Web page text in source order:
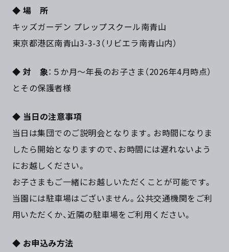
◆ 場 所
キッズガーデン プレップスクール南青山
東京都港区南青山3-3-3（リビエラ南青山内）
◆ 対 象：５か月～年長のお子さま（2026年4月時点）
とその保護者様
◆ 当日の注意事項
当日は集団でのご説明会となります。お時間になりま
したら開始となりますので、お時間には遅れないよう
にお越しください。
お子さまもご一緒にお越しいただくことが可能です。
当園には駐車場はございません。公共交通機関をご利
用いただくか、近隣の駐車場をご利用ください。
◆ お申込み方法